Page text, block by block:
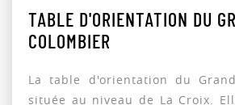
TABLE D'ORIENTATION DU
COLOMBIER
La table d'orientation du
située au niveau de La Croix.